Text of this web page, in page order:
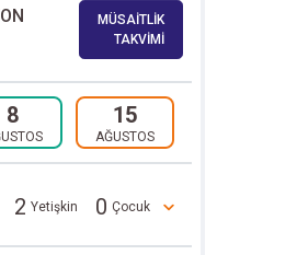
MÜSAİTLİK
TAKVİMİ
8 15
AĞUSTOS
2 Yetişkin 0 Çocuk